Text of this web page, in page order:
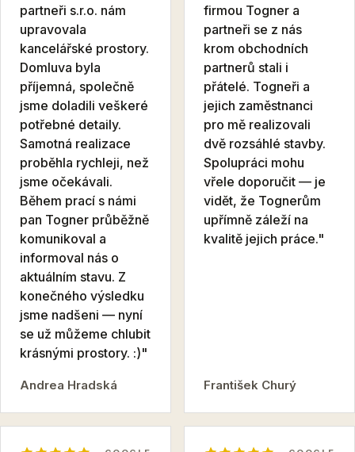
partneři s.r.o. nám
upravovala
kancelářské prostory.
Domluva byla
příjemná, společně
jsme doladili veškeré
potřebné detaily.
Samotná realizace
proběhla rychleji, než
jsme očekávali.
Během prací s námi
pan Togner průběžně
komunikoval a
informoval nás o
aktuálním stavu. Z
konečného výsledku
jsme nadšeni — nyní
se už můžeme chlubit
krásnými prostory. :)"
Andrea Hradská
firmou Togner a
partneři se z nás
krom obchodních
partnerů stali i
přátelé. Togneři a
jejich zaměstnanci
pro mě realizovali
dvě rozsáhlé stavby.
Spolupráci mohu
vřele doporučit — je
vidět, že Tognerům
upřímně záleží na
kvalitě jejich práce."
František Churý